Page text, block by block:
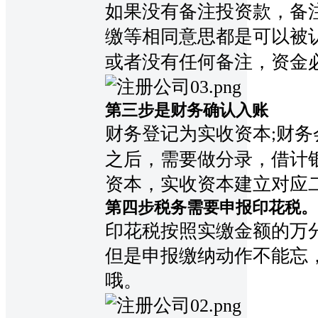
如果没有备注投资款，备
缴等相同意思都是可以被
或者没有任何备注 ，资
第三步是财务确认入账
财务登记为实收资本;财
之后，需要做分录，借计
资本，实收资本建立对应
第四步税务需要申报印花税。
印花税按照实缴金额的万
但是申报缴纳动作不能忘
哦。